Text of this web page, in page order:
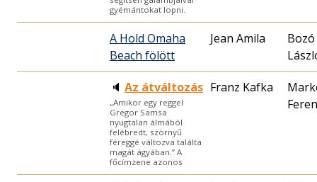
gyémántokat lopni.
A Hold Omaha
Beach fölött
Jean Amila
Bozó
🔈 Az átváltozás
„Amikor egy reggel
Gregor Samsa
nyugtalan álmából
felébredt, szörnyű
féreggé változva találta
magát ágyában.” A
főcímzene azonos
Franz Kafka